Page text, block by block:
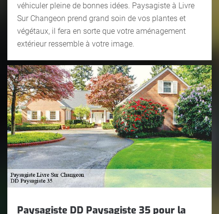
véhiculer pleine de bonnes idées. Paysagiste à Livre
Sur Changeon prend grand soin de vos plantes et
végétaux, il fera en sorte que votre aménagement
extérieur ressemble à votre image.
Paysagiste DD Paysagiste 35 pour la